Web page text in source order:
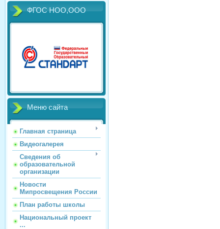
ФГОС НОО,ООО
Меню сайта
Главная страница
Видеогалерея
Сведения об
образовательной
организации
Новости
Мипросвещения России
План работы школы
Национальный проект
...